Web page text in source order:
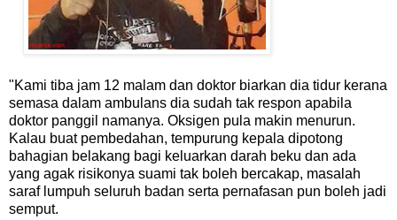
"Kami tiba jam 12 malam dan doktor biarkan dia tidur kerana
semasa dalam ambulans dia sudah tak respon apabila
doktor panggil namanya. Oksigen pula makin menurun.
Kalau buat pembedahan, tempurung kepala dipotong
bahagian belakang bagi keluarkan darah beku dan ada
yang agak risikonya suami tak boleh bercakap, masalah
saraf lumpuh seluruh badan serta pernafasan pun boleh jadi
semput.